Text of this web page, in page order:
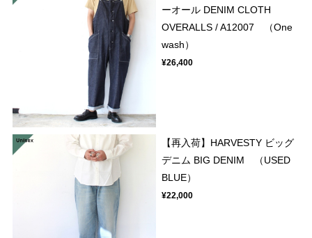
ーオール DENIM CLOTH
OVERALLS / A12007 （One
wash）
¥26,400
【再入荷】HARVESTY ビッグ
デニム BIG DENIM （USED
BLUE）
¥22,000